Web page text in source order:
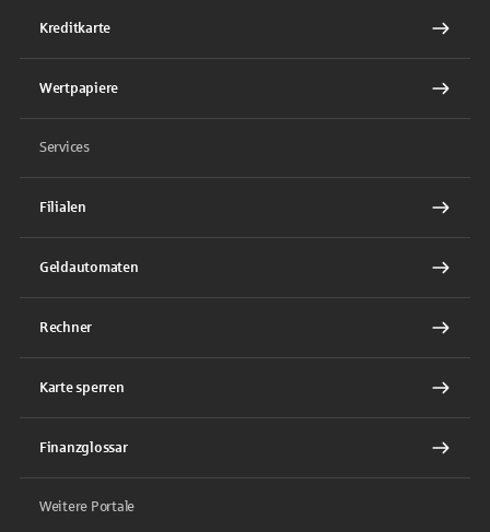
Kreditkarte
Wertpapiere
Services
Filialen
Geldautomaten
Rechner
Karte sperren
Finanzglossar
Weitere Portale